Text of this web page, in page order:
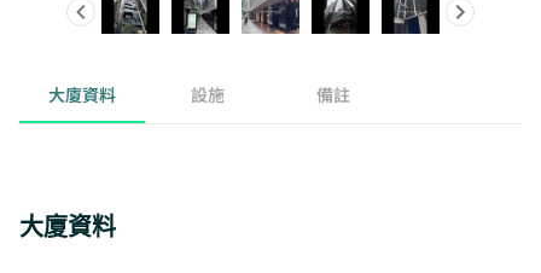
大廈資料 設施 備註
大廈資料